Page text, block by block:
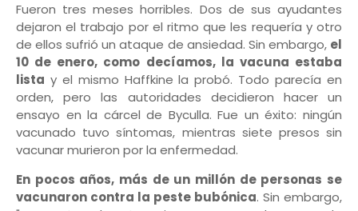
Fueron tres meses horribles. Dos de sus ayudantes
dejaron el trabajo por el ritmo que les requería y otro
de ellos sufrió un ataque de ansiedad. Sin embargo, el
10 de enero, como decíamos, la vacuna estaba
lista y el mismo Haffkine la probó. Todo parecía en
orden, pero las autoridades decidieron hacer un
ensayo en la cárcel de Byculla. Fue un éxito: ningún
vacunado tuvo síntomas, mientras siete presos sin
vacunar murieron por la enfermedad.
En pocos años, más de un millón de personas se
vacunaron contra la peste bubónica. Sin embargo,